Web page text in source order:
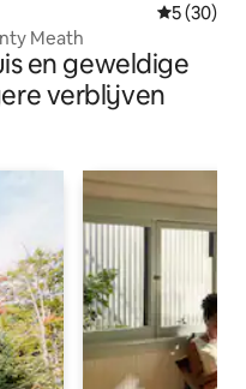
5 (30)
Meath
en geweldige
verblijven